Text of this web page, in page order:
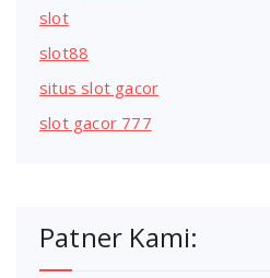
slot
slot88
situs slot gacor
slot gacor 777
Patner Kami: